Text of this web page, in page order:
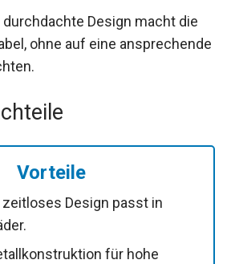
Design macht die
ohne auf eine ansprechende
Vorteile
Design passt in
für hohe